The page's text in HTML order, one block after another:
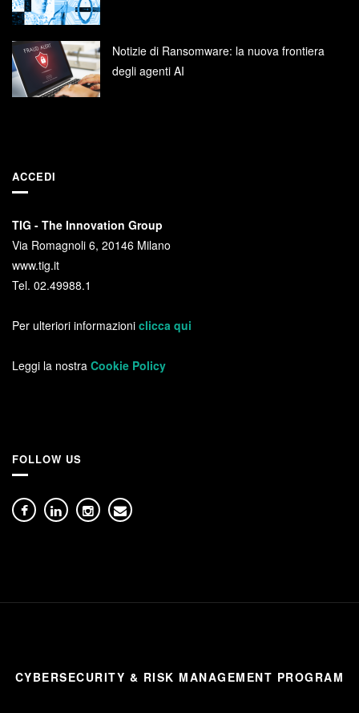
Notizie di Ransomware: la nuova frontiera
degli agenti AI
ACCEDI
TIG - The Innovation Group
Via Romagnoli 6, 20146 Milano
www.tig.it
Tel. 02.49988.1
Per ulteriori informazioni clicca qui
Leggi la nostra Cookie Policy
FOLLOW US
CYBERSECURITY & RISK MANAGEMENT PROGRAM